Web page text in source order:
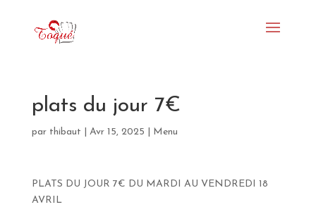
plats du jour 7€
par thibaut Avr 15, 2025 Menu
PLATS DU JOUR 7€ DU MARDI AU VENDREDI 18
AVRIL